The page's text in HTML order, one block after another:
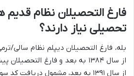
فارغ التحصیلان نظام
تحصیلی نیاز دارند؟
بله، فارغ التحصیلان دیپلم نظام سالی/
از سال ۱۳۸۴ به بعد و فارغ
از سال ۱۳۹۱ به بعد، مشمول دریافت کد سوابق تحصیلی هستند.